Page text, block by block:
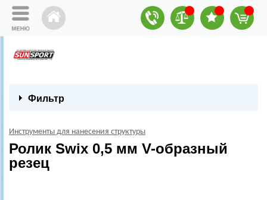
Фильтр
Инструменты для нанесения структуры
Ролик Swix 0,5 мм V-образный
резец